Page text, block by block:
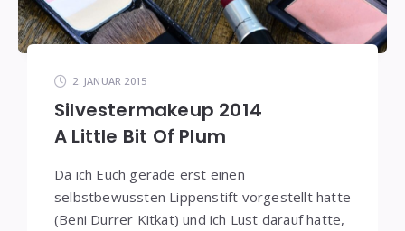
2. JANUAR 2015
Silvestermakeup 2014
A Little Bit Of Plum
Da ich Euch gerade erst einen
selbstbewussten Lippenstift vorgestellt hatte
(Beni Durrer Kitkat) und ich Lust darauf hatte,